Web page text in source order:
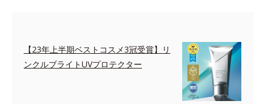
【23年上半期ベストコスメ3冠受賞】リ
ンクルブライトUVプロテクター